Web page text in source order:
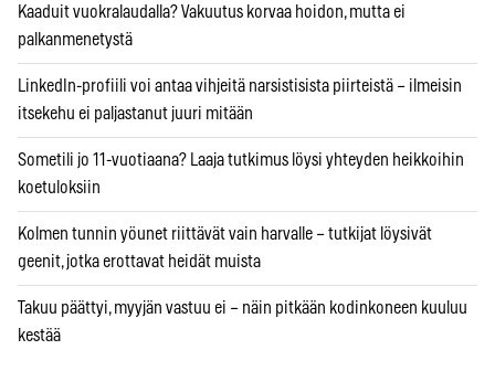
Kaaduit vuokralaudalla? Vakuutus korvaa hoidon, mutta ei
palkanmenetystä
LinkedIn-profiili voi antaa vihjeitä narsistisista piirteistä – ilmeisin
itsekehu ei paljastanut juuri mitään
Sometili jo 11-vuotiaana? Laaja tutkimus löysi yhteyden heikkoihin
koetuloksiin
Kolmen tunnin yöunet riittävät vain harvalle – tutkijat löysivät
geenit, jotka erottavat heidät muista
Takuu päättyi, myyjän vastuu ei – näin pitkään kodinkoneen kuuluu
kestää